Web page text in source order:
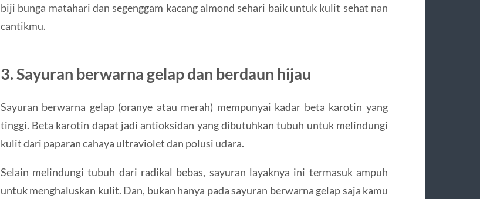
biji bunga matahari dan segenggam kacang almond sehari baik untuk kulit sehat nan
cantikmu.
3. Sayuran berwarna gelap dan berdaun hijau
Sayuran berwarna gelap (oranye atau merah) mempunyai kadar beta karotin yang
tinggi. Beta karotin dapat jadi antioksidan yang dibutuhkan tubuh untuk melindungi
kulit dari paparan cahaya ultraviolet dan polusi udara.
Selain melindungi tubuh dari radikal bebas, sayuran layaknya ini termasuk ampuh
untuk menghaluskan kulit. Dan, bukan hanya pada sayuran berwarna gelap saja kamu